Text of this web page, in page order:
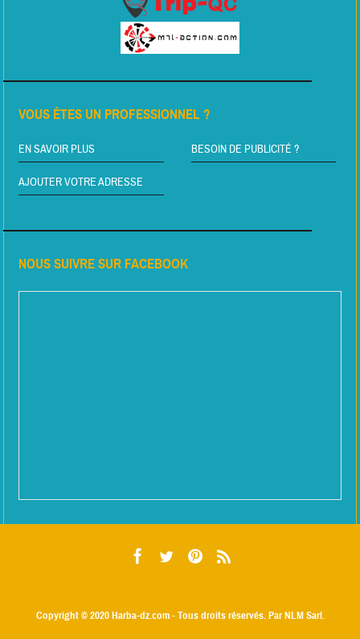
VOUS ÊTES UN PROFESSIONNEL ?
EN SAVOIR PLUS BESOIN DE PUBLICITÉ ?
AJOUTER VOTRE ADRESSE
NOUS SUIVRE SUR FACEBOOK
Copyright © 2020Harba-dz.com- Tous droits réservés. Par NLM Sarl.